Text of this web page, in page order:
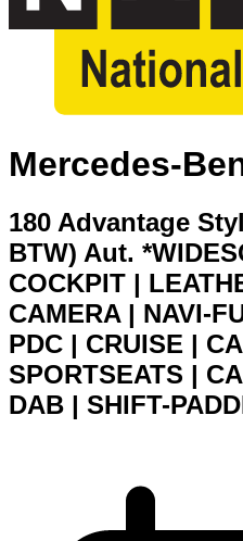
Mercedes-
180 Advantage
BTW) Aut.
COCKPIT |
CAMERA | NAVI-
PDC | CRUISE |
SPORTSEATS |
DAB | SHIFT-